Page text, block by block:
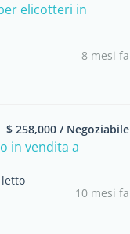
elicotteri in
8 mesi fa
$ 258,000 / Negoziabile
in vendita a
letto
10 mesi fa